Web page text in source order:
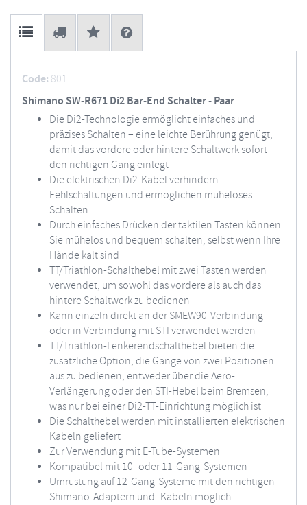
Code: 801
Shimano SW-R671 Di2 Bar-End Schalter - Paar
Die Di2-Technologie ermöglicht einfaches und
präzises Schalten – eine leichte Berührung genügt,
damit das vordere oder hintere Schaltwerk sofort
den richtigen Gang einlegt
Die elektrischen Di2-Kabel verhindern
Fehlschaltungen und ermöglichen müheloses
Schalten
Durch einfaches Drücken der taktilen Tasten können
Sie mühelos und bequem schalten, selbst wenn Ihre
Hände kalt sind
TT/Triathlon-Schalthebel mit zwei Tasten werden
verwendet, um sowohl das vordere als auch das
hintere Schaltwerk zu bedienen
Kann einzeln direkt an der SMEW90-Verbindung
oder in Verbindung mit STI verwendet werden
TT/Triathlon-Lenkerendschalthebel bieten die
zusätzliche Option, die Gänge von zwei Positionen
aus zu bedienen, entweder über die Aero-
Verlängerung oder den STI-Hebel beim Bremsen,
was nur bei einer Di2-TT-Einrichtung möglich ist
Die Schalthebel werden mit installierten elektrischen
Kabeln geliefert
Zur Verwendung mit E-Tube-Systemen
Kompatibel mit 10- oder 11-Gang-Systemen
Umrüstung auf 12-Gang-Systeme mit den richtigen
Shimano-Adaptern und -Kabeln möglich